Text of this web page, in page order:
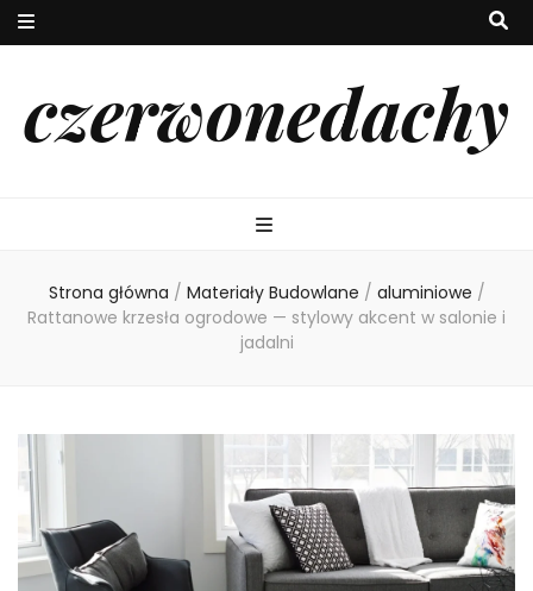
czerwonedachy
Strona główna / Materiały Budowlane / aluminiowe /
Rattanowe krzesła ogrodowe — stylowy akcent w salonie i
jadalni